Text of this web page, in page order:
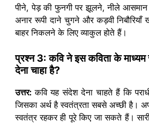
पीने, पेड़ की फुनगी पर झूलने, नीले
अनार रूपी दाने चुगने और कड़वी
बाहर निकलने के लिए व्याकुल होते हैं।
प्रश्न3: कवि ने इस कविता के
देना चाहा है?
उत्तर: कवि यह संदेश देना चाहते हैं कि
जिसका अर्थ है स्वतंत्रता सबसे अच्छी है।
स्वतंत्र रहकर ही पूरे किए जा सकते हैं। सारी